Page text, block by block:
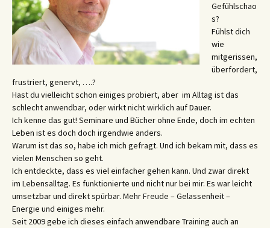
Gefühlschao
s?
Fühlst dich
wie
mitgerissen,
überfordert,
frustriert, genervt, ….?
Hast du vielleicht schon einiges probiert, aber im Alltag ist das
schlecht anwendbar, oder wirkt nicht wirklich auf Dauer.
Ich kenne das gut! Seminare und Bücher ohne Ende, doch im echten
Leben ist es doch doch irgendwie anders.
Warum ist das so, habe ich mich gefragt. Und ich bekam mit, dass es
vielen Menschen so geht.
Ich entdeckte, dass es viel einfacher gehen kann. Und zwar direkt
im Lebensalltag. Es funktionierte und nicht nur bei mir. Es war leicht
umsetzbar und direkt spürbar. Mehr Freude – Gelassenheit –
Energie und einiges mehr.
Seit 2009 gebe ich dieses einfach anwendbare Training auch an